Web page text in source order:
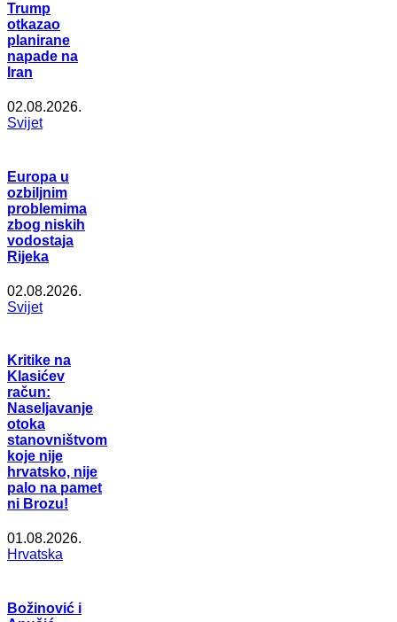
Trump
otkazao
planirane
napade na
Iran
02.08.2026.
Svijet
Europa u
ozbiljnim
problemima
zbog niskih
vodostaja
Rijeka
02.08.2026.
Svijet
Kritike na
Klasićev
račun:
Naseljavanje
otoka
stanovništvom
koje nije
hrvatsko, nije
palo na pamet
ni Brozu!
01.08.2026.
Hrvatska
Božinović i